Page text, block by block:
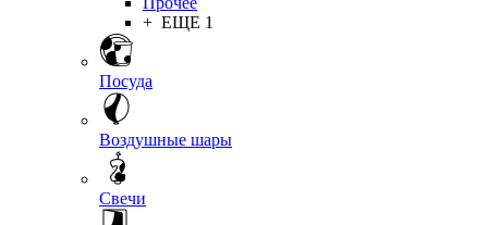
+ ЕЩЕ 1
Посуда
Воздушные шары
Свечи